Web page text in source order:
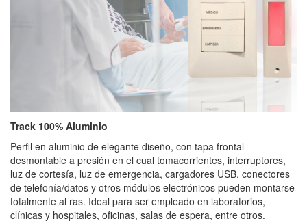
Track 100% Aluminio
Perfil en aluminio de elegante diseño, con tapa frontal
desmontable a presión en el cual tomacorrientes, interruptores,
luz de cortesía, luz de emergencia, cargadores USB, conectores
de telefonía/datos y otros módulos electrónicos pueden montarse
totalmente al ras. Ideal para ser empleado en laboratorios,
clínicas y hospitales, oficinas, salas de espera, entre otros.